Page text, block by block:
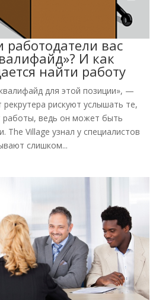
работодатели вас
И как
найти работу
для этой позиции», —
рискуют услышать те,
ведь он может быть
The Village узнал у специалистов
слишком...